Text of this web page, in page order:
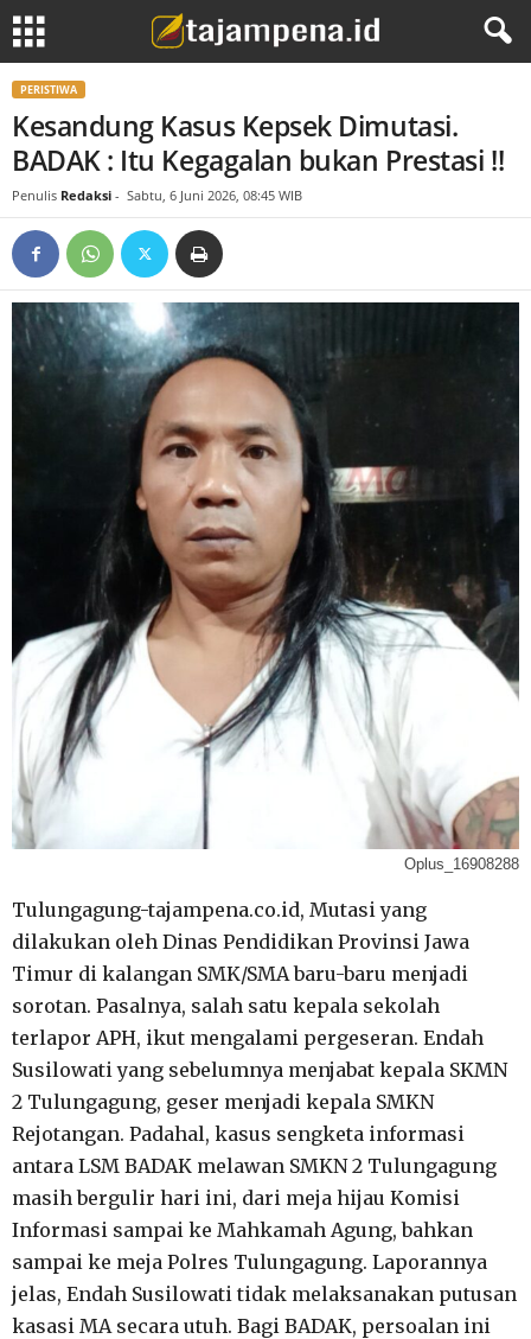
PERISTIWA
Kesandung Kasus Kepsek Dimutasi.
BADAK : Itu Kegagalan bukan Prestasi !!
Penulis Redaksi - Sabtu, 6 Juni 2026, 08:45 WIB
Oplus_16908288
Tulungagung-tajampena.co.id, Mutasi yang
dilakukan oleh Dinas Pendidikan Provinsi Jawa
Timur di kalangan SMK/SMA baru-baru menjadi
sorotan. Pasalnya, salah satu kepala sekolah
terlapor APH, ikut mengalami pergeseran. Endah
Susilowati yang sebelumnya menjabat kepala SKMN
2 Tulungagung, geser menjadi kepala SMKN
Rejotangan. Padahal, kasus sengketa informasi
antara LSM BADAK melawan SMKN 2 Tulungagung
masih bergulir hari ini, dari meja hijau Komisi
Informasi sampai ke Mahkamah Agung, bahkan
sampai ke meja Polres Tulungagung. Laporannya
jelas, Endah Susilowati tidak melaksanakan putusan
kasasi MA secara utuh. Bagi BADAK, persoalan ini